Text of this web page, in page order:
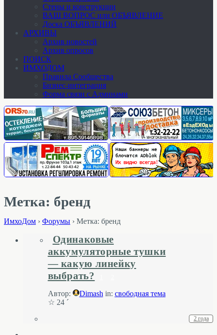
Стены и конструкции
ВАШ ВОПРОС или ОБЪЯВЛЕНИЕ
Доска ОБЪЯВЛЕНИЙ
АРХИВЫ
Архив новостей
Архив опросов
ПОИСК
ИМХОДОМ
Правила Сообщества
Бизнес-интеграция
Форма связи с Админами
Метка: бренд
ИмхоДом › Форумы › Метка: бренд
Одинаковые
аккумуляторные тушки
— какую линейку
выбрать?
Автор: Dimash in: свободная тема
☆ 24 ´
2 года